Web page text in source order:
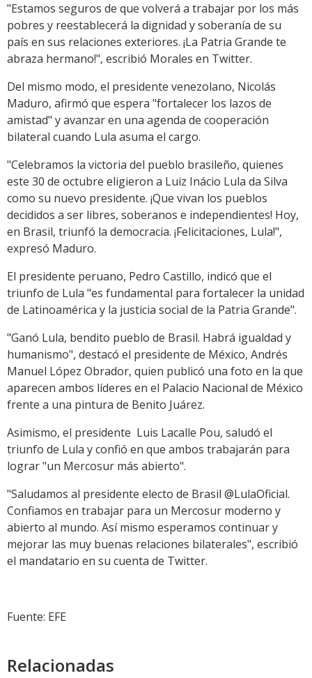
"Estamos seguros de que volverá a trabajar por los más
pobres y reestablecerá la dignidad y soberanía de su
país en sus relaciones exteriores. ¡La Patria Grande te
abraza hermano!", escribió Morales en Twitter.
Del mismo modo, el presidente venezolano, Nicolás
Maduro, afirmó que espera "fortalecer los lazos de
amistad" y avanzar en una agenda de cooperación
bilateral cuando Lula asuma el cargo.
"Celebramos la victoria del pueblo brasileño, quienes
este 30 de octubre eligieron a Luiz Inácio Lula da Silva
como su nuevo presidente. ¡Que vivan los pueblos
decididos a ser libres, soberanos e independientes! Hoy,
en Brasil, triunfó la democracia. ¡Felicitaciones, Lula!",
expresó Maduro.
El presidente peruano, Pedro Castillo, indicó que el
triunfo de Lula "es fundamental para fortalecer la unidad
de Latinoamérica y la justicia social de la Patria Grande".
"Ganó Lula, bendito pueblo de Brasil. Habrá igualdad y
humanismo", destacó el presidente de México, Andrés
Manuel López Obrador, quien publicó una foto en la que
aparecen ambos líderes en el Palacio Nacional de México
frente a una pintura de Benito Juárez.
Asimismo, el presidente Luis Lacalle Pou, saludó el
triunfo de Lula y confió en que ambos trabajarán para
lograr "un Mercosur más abierto".
"Saludamos al presidente electo de Brasil @LulaOficial.
Confiamos en trabajar para un Mercosur moderno y
abierto al mundo. Así mismo esperamos continuar y
mejorar las muy buenas relaciones bilaterales", escribió
el mandatario en su cuenta de Twitter.
Fuente: EFE
Relacionadas